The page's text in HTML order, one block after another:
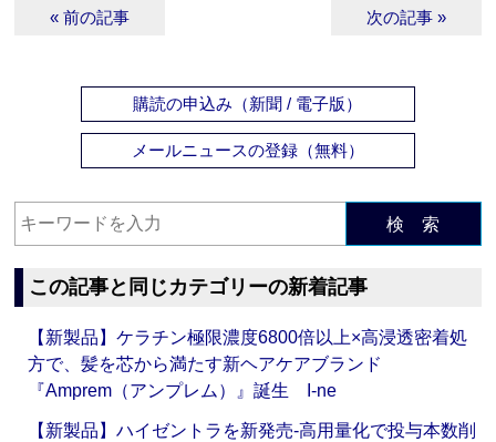
« 前の記事 次の記事 »
購読の申込み（新聞 / 電子版）
メールニュースの登録（無料）
検 索
この記事と同じカテゴリーの新着記事
【新製品】ケラチン極限濃度6800倍以上×高浸透密着処
方で、髪を芯から満たす新ヘアケアブランド
『Amprem（アンプレム）』誕生 I-ne
【新製品】ハイゼントラを新発売‐高用量化で投与本数削